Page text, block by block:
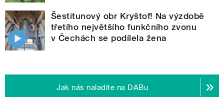
Šestitunový obr Kryštof! Na výzdobě
třetího největšího funkčního zvonu
v Čechách se podílela žena
Jak nás naladíte na DABu